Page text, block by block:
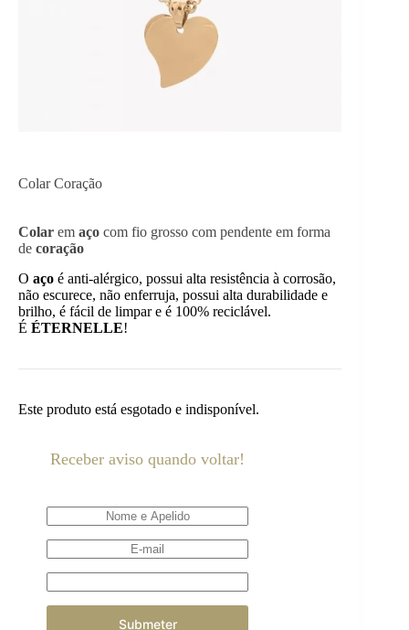
Colar Coração
Colar em aço com fio grosso com pendente em forma
de coração
O aço é anti-alérgico, possui alta resistência à corrosão,
não escurece, não enferruja, possui alta durabilidade e
brilho, é fácil de limpar e é 100% reciclável.
É ÉTERNELLE!
Este produto está esgotado e indisponível.
Receber aviso quando voltar!